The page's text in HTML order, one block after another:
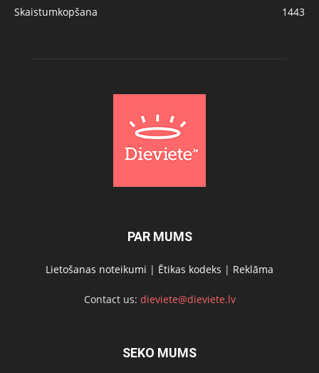
Skaistumkopšana
1443
PAR MUMS
Lietošanas noteikumi | Ētikas kodeks | Reklāma
Contact us: dieviete@dieviete.lv
SEKO MUMS